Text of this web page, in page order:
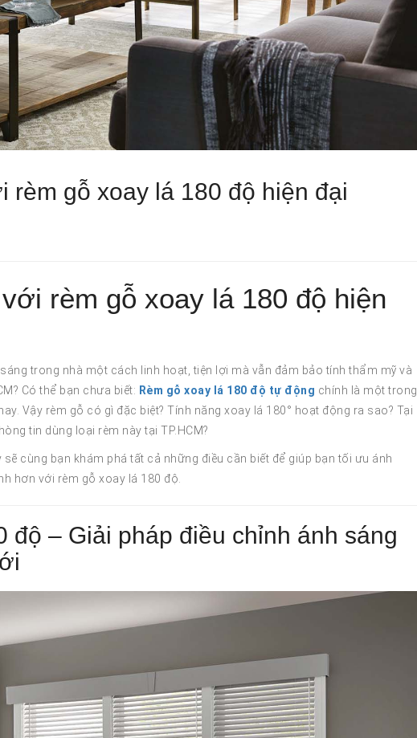
rèm gỗ xoay lá 180 độ hiện đại
rèm gỗ xoay lá 180 độ hiện
trong nhà một cách linh hoạt, tiện lợi mà vẫn đảm bảo tính thẩm mỹ và
Có thể bạn chưa biết: Rèm gỗ xoay lá 180 độ tự động chính là một trong
Vậy rèm gỗ có gì đặc biệt? Tính năng xoay lá 180° hoạt động ra sao? Tại
tin dùng loại rèm này tại TP.HCM?
cùng bạn khám phá tất cả những điều cần biết để giúp bạn tối ưu ánh
hơn với rèm gỗ xoay lá 180 độ.
độ – Giải pháp điều chỉnh ánh sáng